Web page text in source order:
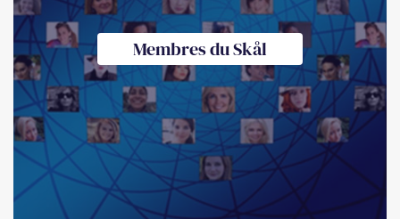
Membres du Skål